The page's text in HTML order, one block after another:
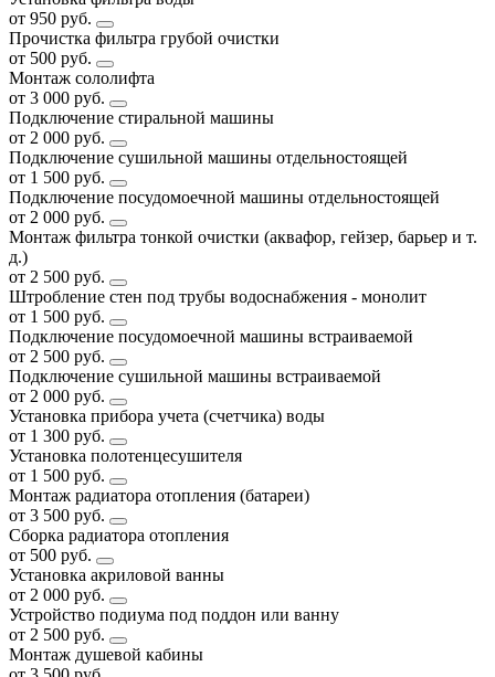
от 950 руб.
Прочистка фильтра грубой очистки
от 500 руб.
Монтаж сололифта
от 3 000 руб.
Подключение стиральной машины
от 2 000 руб.
Подключение сушильной машины отдельностоящей
от 1 500 руб.
Подключение посудомоечной машины отдельностоящей
от 2 000 руб.
Монтаж фильтра тонкой очистки (аквафор, гейзер, барьер и т.
д.)
от 2 500 руб.
Штробление стен под трубы водоснабжения - монолит
от 1 500 руб.
Подключение посудомоечной машины встраиваемой
от 2 500 руб.
Подключение сушильной машины встраиваемой
от 2 000 руб.
Установка прибора учета (счетчика) воды
от 1 300 руб.
Установка полотенцесушителя
от 1 500 руб.
Монтаж радиатора отопления (батареи)
от 3 500 руб.
Сборка радиатора отопления
от 500 руб.
Установка акриловой ванны
от 2 000 руб.
Устройство подиума под поддон или ванну
от 2 500 руб.
Монтаж душевой кабины